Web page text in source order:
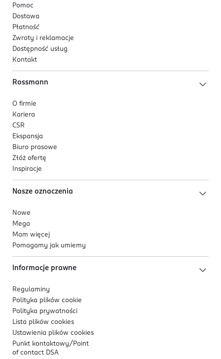
Pomoc
Dostawa
Płatność
Zwroty i reklamacje
Dostępność usług
Kontakt
Rossmann
O firmie
Kariera
CSR
Ekspansja
Biuro prasowe
Złóż ofertę
Inspiracje
Nasze oznaczenia
Nowe
Mega
Mam więcej
Pomagamy jak umiemy
Informacje prawne
Regulaminy
Polityka plików cookie
Polityka prywatności
Lista plików cookies
Ustawienia plików cookies
Punkt kontaktowy/ Point
of contact DSA